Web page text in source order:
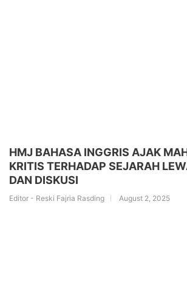
HMJ BAHASA INGGRIS AJAK
KRITIS TERHADAP SEJARAH
DAN DISKUSI
Editor - Reski Fajria Rasding August 2, 2025